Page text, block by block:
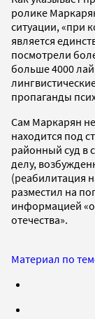
ролике
ситуации, «при
является
посмотрели
больше 4000
пропаганды
Сам Маркарян
находится под
районный суд в
делу,
(реабилитация
разместил на
информацией
отечества».
Материал по